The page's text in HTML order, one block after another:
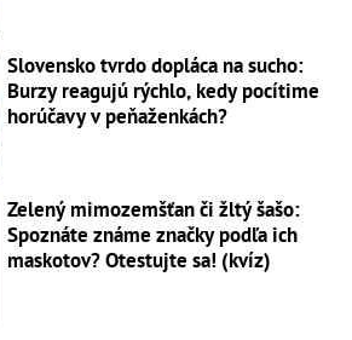
Slovensko tvrdo dopláca na sucho:
Burzy reagujú rýchlo, kedy pocítime
horúčavy v peňaženkách?
Zelený mimozemšťan či žltý šašo:
Spoznáte známe značky podľa ich
maskotov? Otestujte sa! (kvíz)